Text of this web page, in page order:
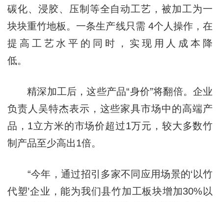
碳化、浸胶、压制等全自动工艺，被加工为一
块块重竹地板。一条生产线只需 4个人操作，在
提高工艺水平的同时，实现用人成本降
低。
精深加工后，这些产品“身价”将翻倍。企业
负责人吴特杰表示，这些家具市场中的高端产
品，1立方米的市场价超过1万元，较大多数竹
制产品至少高出1倍。
“今年，通过招引多家不同应用场景的‘以竹
代塑’企业，能为我们县竹加工板块增加30%以